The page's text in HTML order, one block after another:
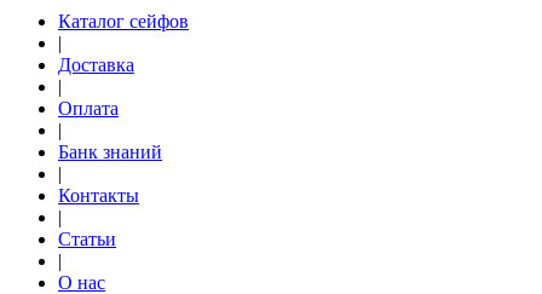
Каталог сейфов
|
Доставка
|
Оплата
|
Банк знаний
|
Контакты
|
Статьи
|
О нас